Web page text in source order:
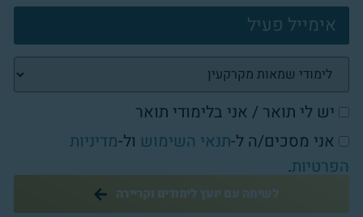
יש לי תואר / אני בלימודי תואר
אני מסכים/ה ל-תנאי השימוש ול-מדיניות
הפרטיות.
לשיחה עם יועץ לימודים וקריירה